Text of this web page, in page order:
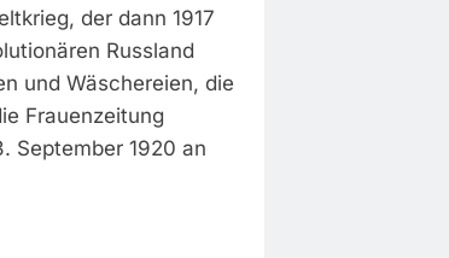
der dann 1917
Russland
und Wäschereien, die
Frauenzeitung
September 1920 an